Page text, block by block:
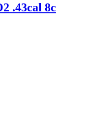
.43cal 8c